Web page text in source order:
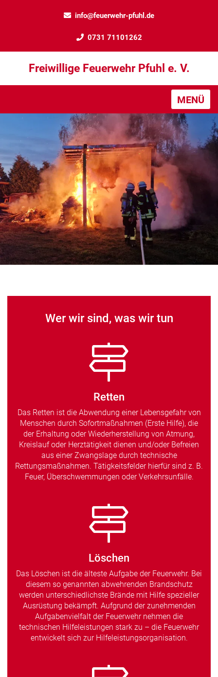
info@feuerwehr-pfuhl.de
0731 71101262
Freiwillige Feuerwehr Pfuhl e. V.
MENÜ
Wer wir sind, was wir tun
Retten
Das Retten ist die Abwendung einer Lebensgefahr von
Menschen durch Sofortmaßnahmen (Erste Hilfe), die
der Erhaltung oder Wiederherstellung von Atmung,
Kreislauf oder Herztätigkeit dienen und/oder Befreien
aus einer Zwangslage durch technische
Rettungsmaßnahmen. Tätigkeitsfelder hierfür sind z. B.
Feuer, Überschwemmungen oder Verkehrsunfälle.
Löschen
Das Löschen ist die älteste Aufgabe der Feuerwehr. Bei
diesem so genannten abwehrenden Brandschutz
werden unterschiedlichste Brände mit Hilfe spezieller
Ausrüstung bekämpft. Aufgrund der zunehmenden
Aufgabenvielfalt der Feuerwehr nehmen die
technischen Hilfeleistungen stark zu – die Feuerwehr
entwickelt sich zur Hilfeleistungsorganisation.